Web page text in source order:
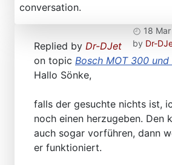
conversation.
18
by Dr-
Replied by Dr-DJet
on topic Bosch MOT 300
Hallo Sönke,
falls der gesuchte nichts ist,
noch einen herzugeben. Den
auch sogar vorführen, dann
er funktioniert.